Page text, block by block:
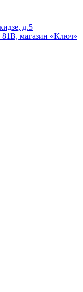
д.5
магазин «Ключ»